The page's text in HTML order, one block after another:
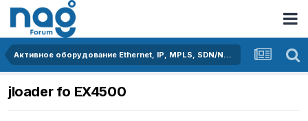
Активное оборудование Ethernet, IP, MPLS, SDN/NFV...
jloader fo EX4500